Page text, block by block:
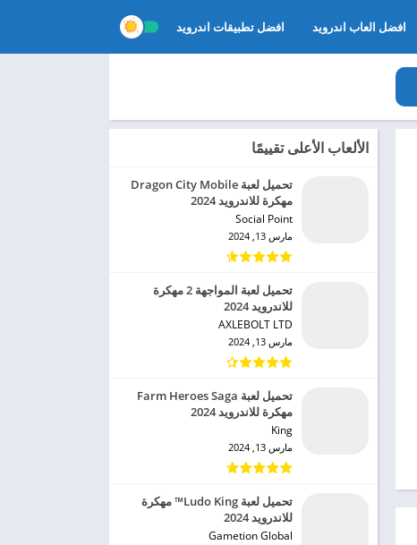
افضل العاب اندرويد افضل تطبيقات اندرويد
الألعاب الأعلى تقييمًا
تحميل لعبة Dragon City Mobile
مهكرة للاندرويد 2024
Social Point‏
مارس 13, 2024
تحميل لعبة المواجهة 2 مهكرة
للاندرويد 2024
AXLEBOLT LTD‏
مارس 13, 2024
تحميل لعبة Farm Heroes Saga
مهكرة للاندرويد 2024
King‏
مارس 13, 2024
تحميل لعبة Ludo King™ مهكرة
للاندرويد 2024
Gametion Global‏